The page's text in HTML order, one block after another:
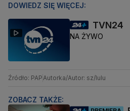
DOWIEDZ SIĘ WIĘCEJ:
TVN24
NA ŻYWO
Źródło: PAPAutorka/Autor: sz/lulu
ZOBACZ TAKŻE: